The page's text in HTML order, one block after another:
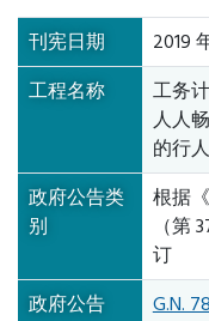
刊宪日期
2019
工程名称
工务
人人
的行
政府公告类
别
根据
（第
订
政府公告
G.N.